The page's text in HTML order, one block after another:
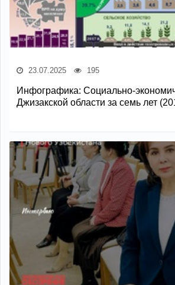
23.07.2025 195
Инфографика: Социально-
Джизакской области за семь лет